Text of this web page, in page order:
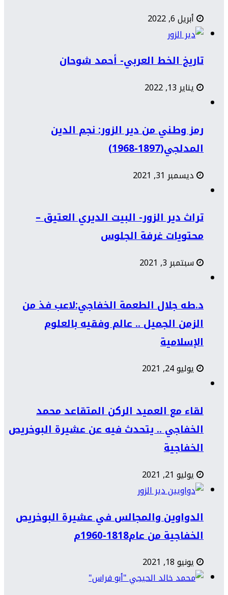
أبريل 6, 2022
تاريخ الخط العربي- أحمد شوحان
يناير 13, 2022
رمز وطني من دير الزور: نجم الدين
المدلجي(1897-1968)
ديسمبر 31, 2021
تراث دير الزور- البيت الديري العتيق –
محتويات غرفة الجلوس
سبتمبر 3, 2021
د.طه جلال الطعمة الخفاجي:لاعب فذ من
الزمن الجميل .. عالم وفقيه بالعلوم
الإسلامية
يوليو 24, 2021
لقاء مع العميد الركن المتقاعد محمد
الخفاجي .. يتحدث فيه عن عشيرة البوخريص
الخفاجية
يوليو 21, 2021
الدواوين والمجالس في عشيرة البوخريص
الخفاجية من عام1818-1960م
يونيو 18, 2021